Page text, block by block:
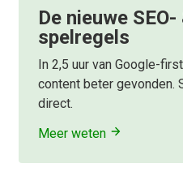
De nieuwe SEO-
spelregels
In 2,5 uur van Google-
content beter gevonden.
direct.
Meer weten